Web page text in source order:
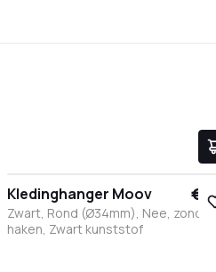
Kledinghanger Moov €
Zwart, Rond (Ø34mm), Nee, zonder
haken, Zwart kunststof